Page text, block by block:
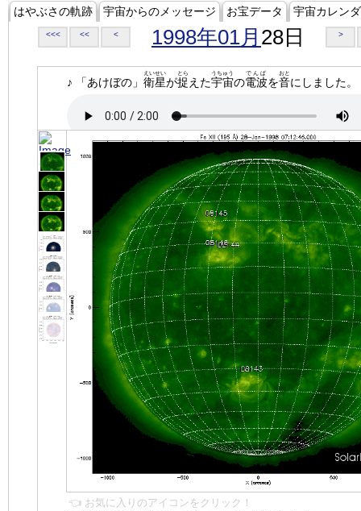
はやぶさの軌跡 宇宙からのメッセージ お宝データ 宇宙カレン
<<< << < 1998年01月 28日 >
♪ 「あけぼの」 衛星
えいせい
が捉
とら
えた宇宙
うちゅう
の電波
でんぱ
を音
おと
にしました。
👈 お気に入りのアイコンをクリック！